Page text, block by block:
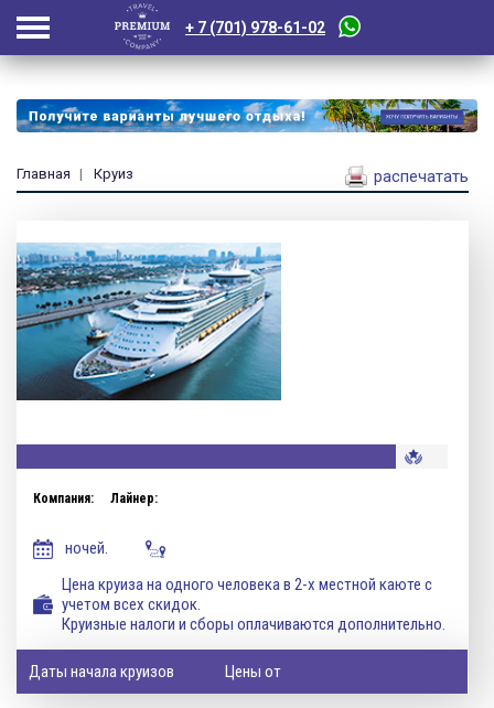
+ 7 (701) 978-61-02
Главная Круиз распечатать
Компания: Лайнер:
ночей.
Цена круиза на одного человека в 2-х местной каюте с
учетом всех скидок.
Круизные налоги и сборы оплачиваются дополнительно.
Даты начала круизов Цены от